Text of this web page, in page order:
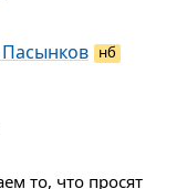
нб
то, что просят